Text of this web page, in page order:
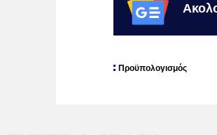
Προϋπολογισμός